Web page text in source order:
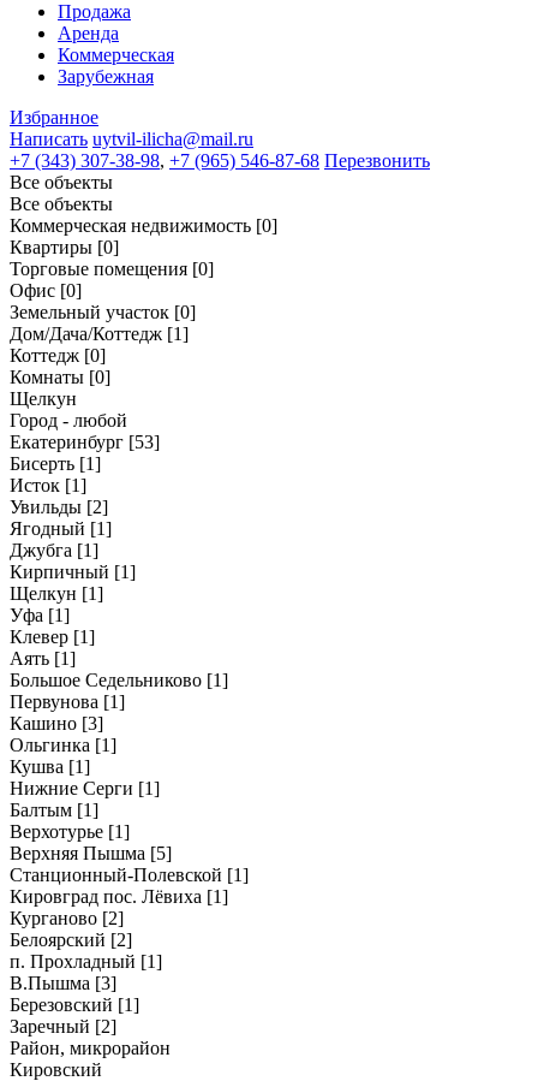
Продажа
Аренда
Коммерческая
Зарубежная
Избранное
Написать uytvil-ilicha@mail.ru
+7 (343) 307-38-98, +7 (965) 546-87-68 Перезвонить
Все объекты
Все объекты
Коммерческая недвижимость [0]
Квартиры [0]
Торговые помещения [0]
Офис [0]
Земельный участок [0]
Дом/Дача/Коттедж [1]
Коттедж [0]
Комнаты [0]
Щелкун
Город - любой
Екатеринбург [53]
Бисерть [1]
Исток [1]
Увильды [2]
Ягодный [1]
Джубга [1]
Кирпичный [1]
Щелкун [1]
Уфа [1]
Клевер [1]
Аять [1]
Большое Седельниково [1]
Первунова [1]
Кашино [3]
Ольгинка [1]
Кушва [1]
Нижние Серги [1]
Балтым [1]
Верхотурье [1]
Верхняя Пышма [5]
Станционный-Полевской [1]
Кировград пос. Лёвиха [1]
Курганово [2]
Белоярский [2]
п. Прохладный [1]
В.Пышма [3]
Березовский [1]
Заречный [2]
Район, микрорайон
Кировский